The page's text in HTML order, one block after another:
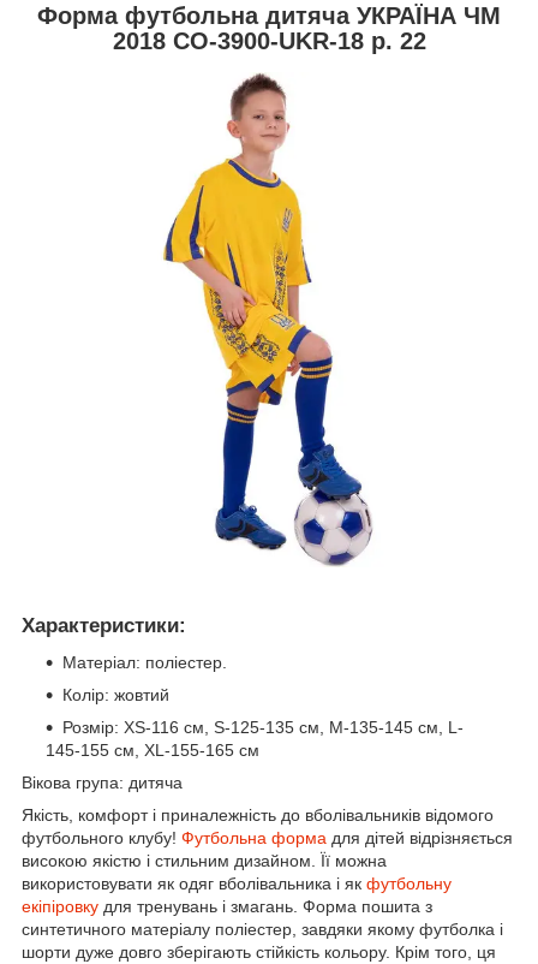
Форма футбольна дитяча УКРАЇНА ЧМ
2018 CO-3900-UKR-18 р. 22
Характеристики:
Матеріал: поліестер.
Колір: жовтий
Розмір: XS-116 см, S-125-135 см, М-135-145 см, L-
145-155 см, XL-155-165 см
Вікова група: дитяча
Якість, комфорт і приналежність до вболівальників відомого
футбольного клубу! Футбольна форма для дітей відрізняється
високою якістю і стильним дизайном. Її можна
використовувати як одяг вболівальника і як футбольну
екіпіровку для тренувань і змагань. Форма пошита з
синтетичного матеріалу поліестер, завдяки якому футболка і
шорти дуже довго зберігають стійкість кольору. Крім того, ця